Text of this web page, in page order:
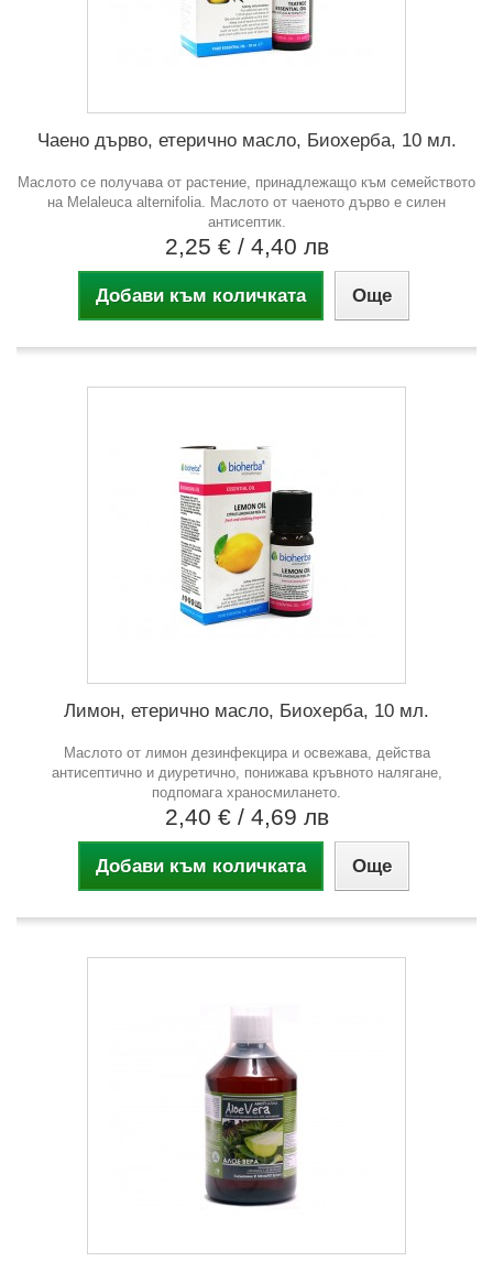
Чаено дърво, етерично масло, Биохерба, 10 мл.
Маслото се получава от растение, принадлежащо към семейството
на Melaleuca alternifolia. Маслото от чаеното дърво е силен
антисептик.
2,25 € / 4,40 лв
Добави към количката Още
Лимон, етерично масло, Биохерба, 10 мл.
Маслото от лимон дезинфекцира и освежава, действа
антисептично и диуретично, понижава кръвното налягане,
подпомага храносмилането.
2,40 € / 4,69 лв
Добави към количката Още